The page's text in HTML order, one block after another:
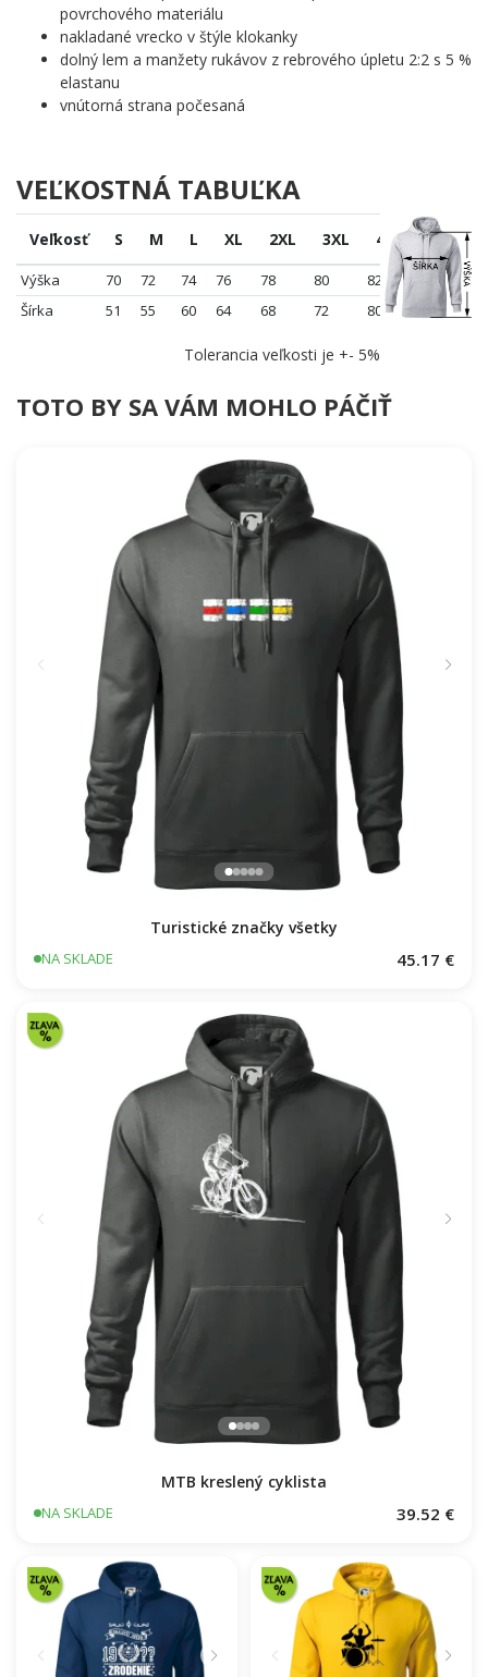
povrchového materiálu
nakladané vrecko v štýle klokanky
dolný lem a manžety rukávov z rebrového úpletu 2:2 s 5 %
elastanu
vnútorná strana počesaná
VEĽKOSTNÁ TABUĽKA
Veľkosť S M L XL 2XL 3XL 4XL 5XL
Výška 70 72 74 76 78 80 82
Šírka
51 55 60 64 68 72 80 86
Tolerancia veľkosti je +- 5%
TOTO BY SA VÁM MOHLO PÁČIŤ
Turistické značky všetky
NA SKLADE 45.17 €
MTB kreslený cyklista
NA SKLADE 39.52 €